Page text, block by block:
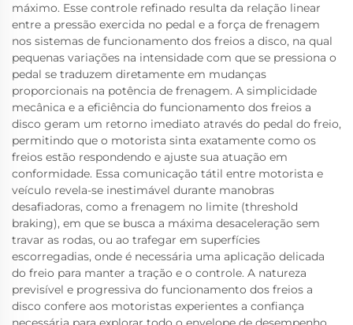
máximo. Esse controle refinado resulta da relação linear
entre a pressão exercida no pedal e a força de frenagem
nos sistemas de funcionamento dos freios a disco, na qual
pequenas variações na intensidade com que se pressiona o
pedal se traduzem diretamente em mudanças
proporcionais na potência de frenagem. A simplicidade
mecânica e a eficiência do funcionamento dos freios a
disco geram um retorno imediato através do pedal do freio,
permitindo que o motorista sinta exatamente como os
freios estão respondendo e ajuste sua atuação em
conformidade. Essa comunicação tátil entre motorista e
veículo revela-se inestimável durante manobras
desafiadoras, como a frenagem no limite (threshold
braking), em que se busca a máxima desaceleração sem
travar as rodas, ou ao trafegar em superfícies
escorregadias, onde é necessária uma aplicação delicada
do freio para manter a tração e o controle. A natureza
previsível e progressiva do funcionamento dos freios a
disco confere aos motoristas experientes a confiança